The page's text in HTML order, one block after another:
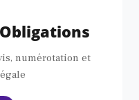
numérotation et